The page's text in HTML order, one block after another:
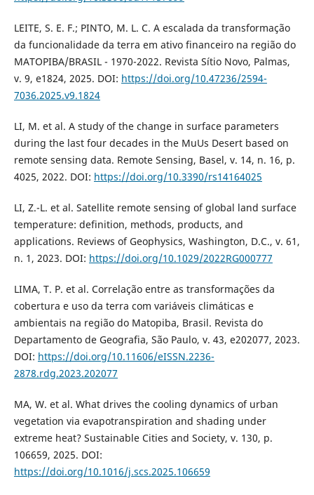
LEITE, S. E. F.; PINTO, M. L. C. A escalada da transformação
da funcionalidade da terra em ativo financeiro na região do
MATOPIBA/BRASIL - 1970-2022. Revista Sítio Novo, Palmas,
v. 9, e1824, 2025. DOI: https://doi.org/10.47236/2594-
7036.2025.v9.1824
LI, M. et al. A study of the change in surface parameters
during the last four decades in the MuUs Desert based on
remote sensing data. Remote Sensing, Basel, v. 14, n. 16, p.
4025, 2022. DOI: https://doi.org/10.3390/rs14164025
LI, Z.-L. et al. Satellite remote sensing of global land surface
temperature: definition, methods, products, and
applications. Reviews of Geophysics, Washington, D.C., v. 61,
n. 1, 2023. DOI: https://doi.org/10.1029/2022RG000777
LIMA, T. P. et al. Correlação entre as transformações da
cobertura e uso da terra com variáveis climáticas e
ambientais na região do Matopiba, Brasil. Revista do
Departamento de Geografia, São Paulo, v. 43, e202077, 2023.
DOI: https://doi.org/10.11606/eISSN.2236-
2878.rdg.2023.202077
MA, W. et al. What drives the cooling dynamics of urban
vegetation via evapotranspiration and shading under
extreme heat? Sustainable Cities and Society, v. 130, p.
106659, 2025. DOI:
https://doi.org/10.1016/j.scs.2025.106659